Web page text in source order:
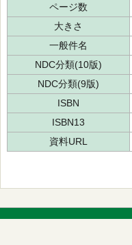
ページ数
大きさ
一般件名
NDC分類(10版)
NDC分類(9版)
ISBN
ISBN13
資料URL